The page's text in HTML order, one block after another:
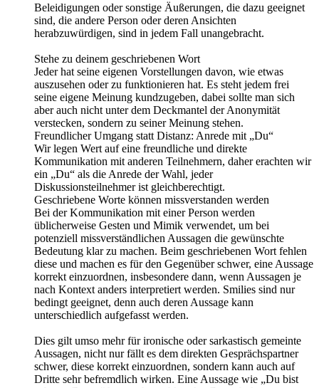
Beleidigungen oder sonstige Äußerungen, die dazu geeignet
sind, die andere Person oder deren Ansichten
herabzuwürdigen, sind in jedem Fall unangebracht.
Stehe zu deinem geschriebenen Wort
Jeder hat seine eigenen Vorstellungen davon, wie etwas
auszusehen oder zu funktionieren hat. Es steht jedem frei
seine eigene Meinung kundzugeben, dabei sollte man sich
aber auch nicht unter dem Deckmantel der Anonymität
verstecken, sondern zu seiner Meinung stehen.
Freundlicher Umgang statt Distanz: Anrede mit „Du“
Wir legen Wert auf eine freundliche und direkte
Kommunikation mit anderen Teilnehmern, daher erachten wir
ein „Du“ als die Anrede der Wahl, jeder
Diskussionsteilnehmer ist gleichberechtigt.
Geschriebene Worte können missverstanden werden
Bei der Kommunikation mit einer Person werden
üblicherweise Gesten und Mimik verwendet, um bei
potenziell missverständlichen Aussagen die gewünschte
Bedeutung klar zu machen. Beim geschriebenen Wort fehlen
diese und machen es für den Gegenüber schwer, eine Aussage
korrekt einzuordnen, insbesondere dann, wenn Aussagen je
nach Kontext anders interpretiert werden. Smilies sind nur
bedingt geeignet, denn auch deren Aussage kann
unterschiedlich aufgefasst werden.
Dies gilt umso mehr für ironische oder sarkastisch gemeinte
Aussagen, nicht nur fällt es dem direkten Gesprächspartner
schwer, diese korrekt einzuordnen, sondern kann auch auf
Dritte sehr befremdlich wirken. Eine Aussage wie „Du bist